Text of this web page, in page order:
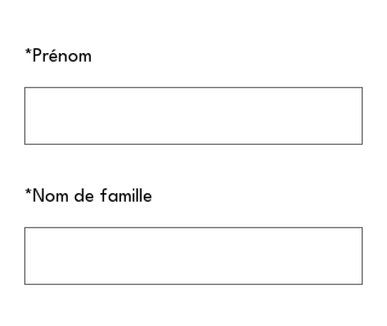
*Prénom
*Nom de famille